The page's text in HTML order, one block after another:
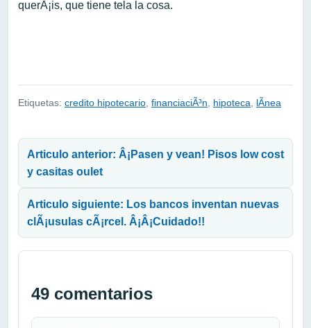
querÃ¡is, que tiene tela la cosa.
Etiquetas: credito hipotecario financiaciÃ³n hipoteca lÃ­nea
Articulo anterior: Â¡Pasen y vean! Pisos low cost
y casitas oulet
Articulo siguiente: Los bancos inventan nuevas
clÃ¡usulas cÃ¡rcel. Â¡Â¡Cuidado!!
49 comentarios